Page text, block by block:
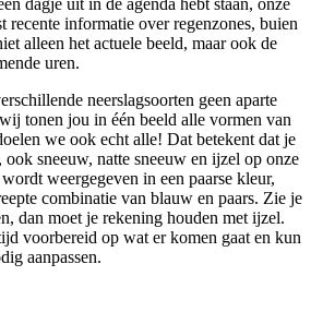
recente informatie over regenzones, buien
alleen het actuele beeld, maar ook de
uren.
neerslagsoorten geen aparte
tonen jou in één beeld alle vormen van
we ook echt alle! Dat betekent dat je
ook sneeuw, natte sneeuw en ijzel op onze
weergegeven in een paarse kleur,
combinatie van blauw en paars. Zie je
dan moet je rekening houden met ijzel.
voorbereid op wat er komen gaat en kun
aanpassen.